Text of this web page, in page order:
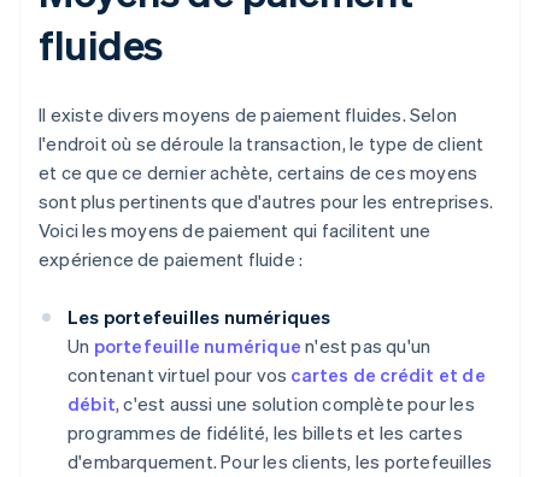
fluides
Il existe divers moyens de paiement fluides. Selon
l'endroit où se déroule la transaction, le type de client
et ce que ce dernier achète, certains de ces moyens
sont plus pertinents que d'autres pour les entreprises.
Voici les moyens de paiement qui facilitent une
expérience de paiement fluide :
Les portefeuilles numériques
Un portefeuille numérique n'est pas qu'un
contenant virtuel pour vos cartes de crédit et de
débit, c'est aussi une solution complète pour les
programmes de fidélité, les billets et les cartes
d'embarquement. Pour les clients, les portefeuilles